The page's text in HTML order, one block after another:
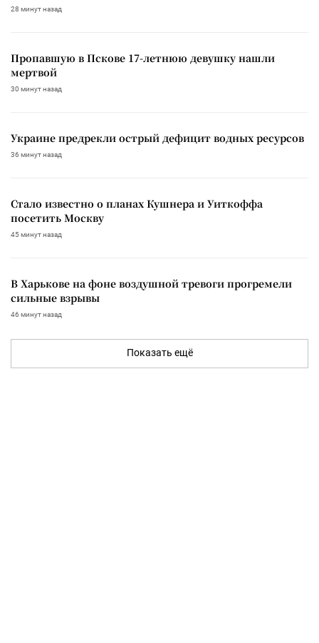
28 минут назад
Пропавшую в Пскове 17-летнюю девушку нашли
мертвой
30 минут назад
Украине предрекли острый дефицит водных ресурсов
36 минут назад
Стало известно о планах Кушнера и Уиткоффа
посетить Москву
45 минут назад
В Харькове на фоне воздушной тревоги прогремели
сильные взрывы
46 минут назад
Показать ещё